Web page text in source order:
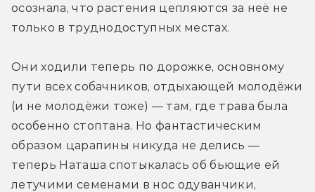
осознала, что растения цепляются за неё не
только в труднодоступных местах.
Они ходили теперь по дорожке, основному
пути всех собачников, отдыхающей молодёжи
(и не молодёжи тоже) — там, где трава была
особенно стоптана. Но фантастическим
образом царапины никуда не делись —
теперь Наташа спотыкалась об бьющие ей
летучими семенами в нос одуванчики,